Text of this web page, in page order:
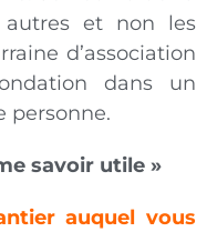
et non les
d’association
dans un
personne.
savoir utile »
auquel vous